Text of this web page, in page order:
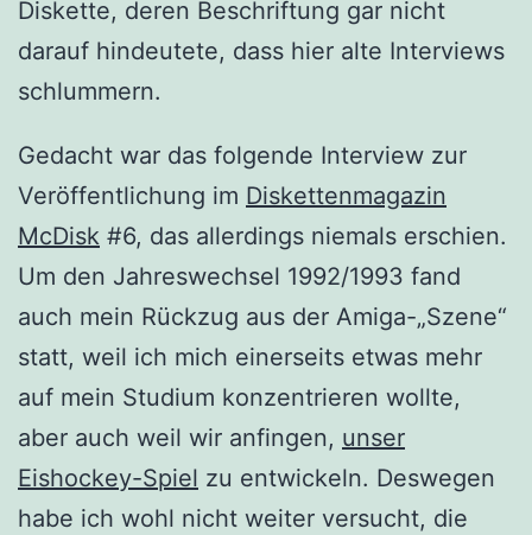
Diskette, deren Beschriftung gar nicht
darauf hindeutete, dass hier alte Interviews
schlummern.
Gedacht war das folgende Interview zur
Veröffentlichung im Diskettenmagazin
McDisk #6, das allerdings niemals erschien.
Um den Jahreswechsel 1992/1993 fand
auch mein Rückzug aus der Amiga-„Szene“
statt, weil ich mich einerseits etwas mehr
auf mein Studium konzentrieren wollte,
aber auch weil wir anfingen, unser
Eishockey-Spiel zu entwickeln. Deswegen
habe ich wohl nicht weiter versucht, die